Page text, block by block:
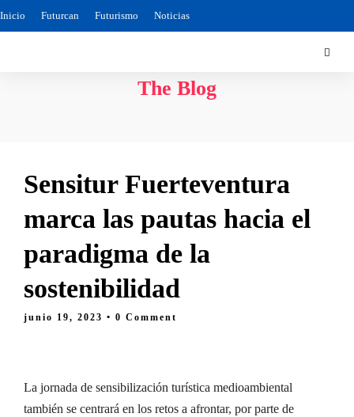
Inicio Futurcan Futurismo Noticias
The Blog
Sensitur Fuerteventura
marca las pautas hacia el
paradigma de la
sostenibilidad
junio 19, 2023 • 0 Comment
La jornada de sensibilización turística medioambiental
también se centrará en los retos a afrontar, por parte de